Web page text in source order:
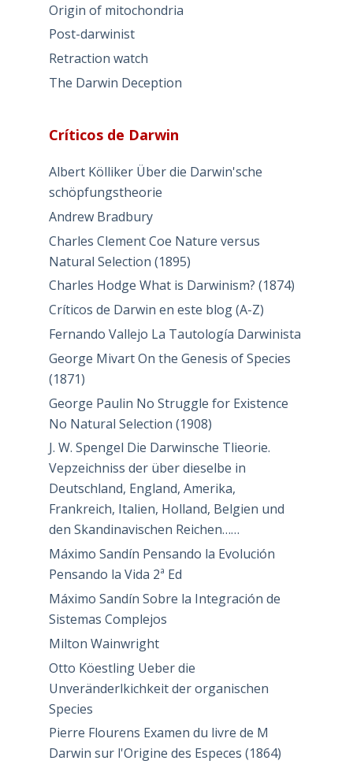
Origin of mitochondria
Post-darwinist
Retraction watch
The Darwin Deception
Críticos de Darwin
Albert Kölliker Über die Darwin'sche
schöpfungstheorie
Andrew Bradbury
Charles Clement Coe Nature versus
Natural Selection (1895)
Charles Hodge What is Darwinism? (1874)
Críticos de Darwin en este blog (A-Z)
Fernando Vallejo La Tautología Darwinista
George Mivart On the Genesis of Species
(1871)
George Paulin No Struggle for Existence
No Natural Selection (1908)
J. W. Spengel Die Darwinsche Tlieorie.
Vepzeichniss der über dieselbe in
Deutschland, England, Amerika,
Frankreich, Italien, Holland, Belgien und
den Skandinavischen Reichen……
Máximo Sandín Pensando la Evolución
Pensando la Vida 2ª Ed
Máximo Sandín Sobre la Integración de
Sistemas Complejos
Milton Wainwright
Otto Köestling Ueber die
Unveränderlkichkeit der organischen
Species
Pierre Flourens Examen du livre de M
Darwin sur l'Origine des Especes (1864)